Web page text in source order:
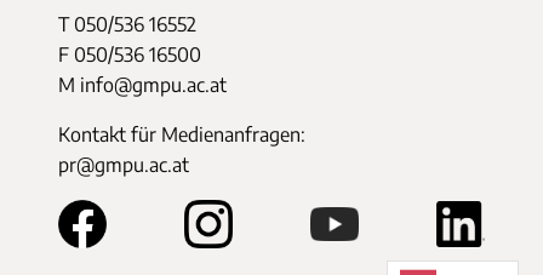
T 050/536 16552
F 050/536 16500
M info@gmpu.ac.at
Kontakt für Medienanfragen:
pr@gmpu.ac.at